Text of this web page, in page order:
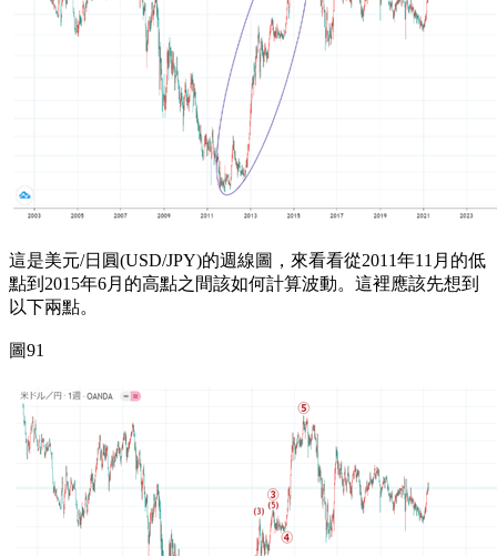
這是美元/日圓(USD/JPY)的週線圖，來看看從2011年11月的低
點到2015年6月的高點之間該如何計算波動。這裡應該先想到
以下兩點。
圖91